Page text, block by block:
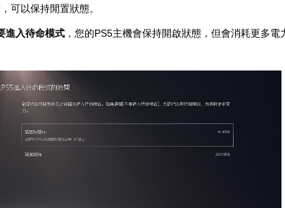
可以保持閒置狀態。
進入待命模式 ，您的PS5主機會保持開啟狀態，但會消耗更多